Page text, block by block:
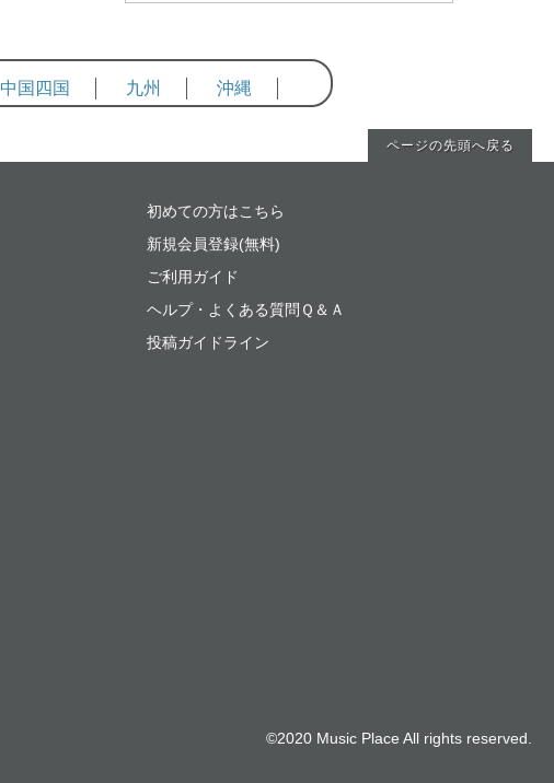
中国四国 九州 沖縄
ページの先頭へ戻る
初めての方はこちら
新規会員登録(無料)
ご利用ガイド
ヘルプ・よくある質問Ｑ＆Ａ
投稿ガイドライン
©2020 Music Place All rights reserved.